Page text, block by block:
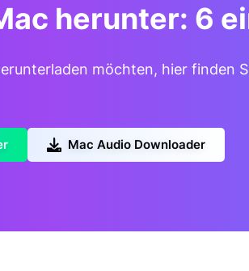
herunter: 6
möchten, hier finden
Mac Audio Downloader